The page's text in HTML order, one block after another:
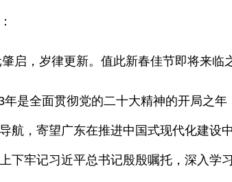
，岁律更新。值此新春佳节即将来临之
全面贯彻党的二十大精神的开局之年
航，寄望广东在推进中国式现代化建设
下牢记习近平总书记殷殷嘱托，深入学